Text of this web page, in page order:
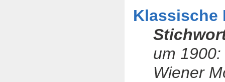
Klassische
um
Wiener